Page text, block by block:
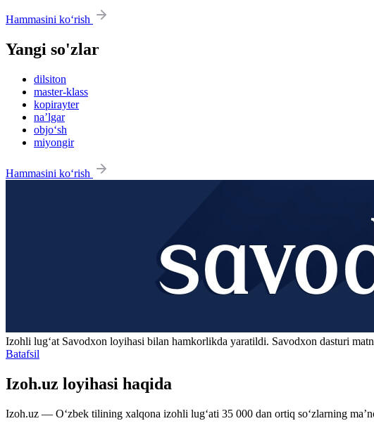
Hammasini ko‘rish
Yangi so'zlar
dilsiton
master-klass
kopirayter
na’lgar
objo‘sh
miyongir
Hammasini ko‘rish
Izohli lugʻat Savodxon loyihasi bilan hamkorlikda yaratildi. Savodxon dasturi
Batafsil
Izoh.uz loyihasi haqida
Izoh.uz — O‘zbek tilining xalqona izohli lug‘ati 35 000 dan ortiq so‘zlarning